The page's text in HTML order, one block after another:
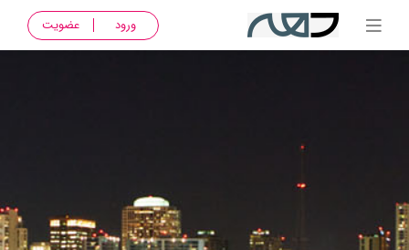
ورود عضویت